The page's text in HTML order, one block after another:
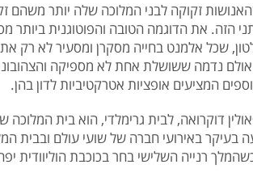
זקוקה לבני המלוכה שלה יותר משהם
הזה. את הדוגמה הטובה והפוטוגנית ביותר
שכל אלמנט בחייה מסקרן ומסעיר לא רק
אולם נדמה ששושלת אחת לא מספיקה
המציעים אופציות אטרקטיביות לדון בהן.
דוקרואה, לבית גרימלדי, הוא בית המלוכה
בעיקר באירועי חברה של שועי עולם ובבית
רנייה השלישי בחר בכוכבת הוליוודית